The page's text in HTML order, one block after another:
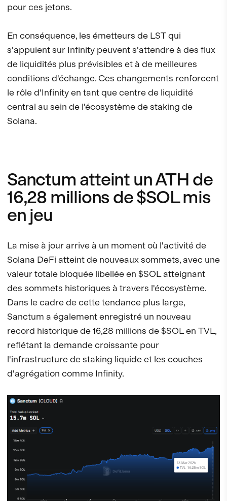
pour ces jetons.
En conséquence, les émetteurs de LST qui
s'appuient sur Infinity peuvent s'attendre à des flux
de liquidités plus prévisibles et à de meilleures
conditions d'échange. Ces changements renforcent
le rôle d'Infinity en tant que centre de liquidité
central au sein de l'écosystème de staking de
Solana.
Sanctum atteint un ATH de
16,28 millions de $SOL mis
en jeu
La mise à jour arrive à un moment où l'activité de
Solana DeFi atteint de nouveaux sommets, avec une
valeur totale bloquée libellée en $SOL atteignant
des sommets historiques à travers l'écosystème.
Dans le cadre de cette tendance plus large,
Sanctum a également enregistré un nouveau
record historique de 16,28 millions de $SOL en TVL,
reflétant la demande croissante pour
l'infrastructure de staking liquide et les couches
d'agrégation comme Infinity.